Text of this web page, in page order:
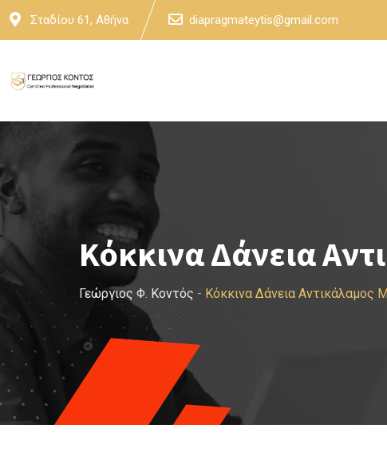
Skip
Σταδίου 61, Αθήνα diapragmateytis@gmail.com
Κόκκινα Δάνεια
Γεώργιος Φ. Κοντός - Κόκκινα Δάνεια Αντικάλαμος